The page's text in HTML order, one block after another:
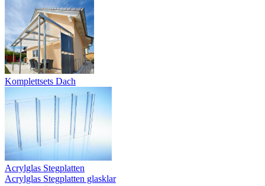
Komplettsets Dach
Acrylglas Stegplatten
Acrylglas Stegplatten glasklar